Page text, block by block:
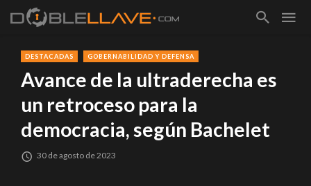
DESTACADAS GOBERNABILIDAD Y DEFENSA
Avance de la ultraderecha es
un retroceso para la
democracia, según Bachelet
30 de agosto de 2023